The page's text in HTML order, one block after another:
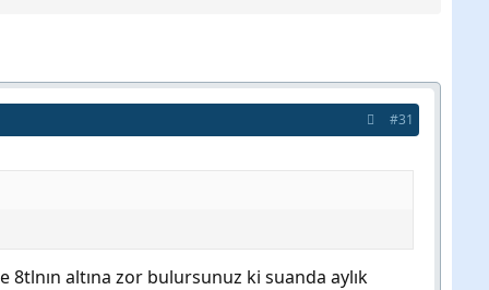
#31
altına zor bulursunuz ki suanda aylık